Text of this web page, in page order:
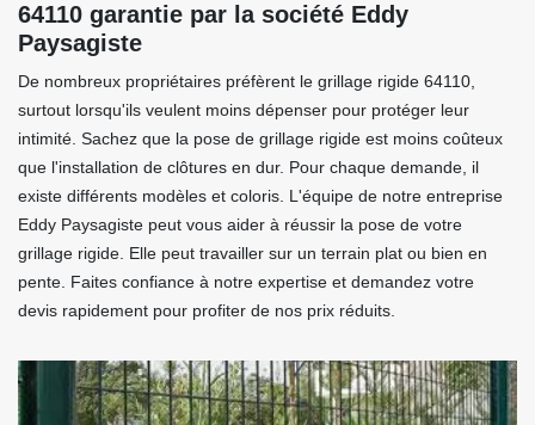
64110 garantie par la société Eddy
Paysagiste
De nombreux propriétaires préfèrent le grillage rigide 64110,
surtout lorsqu'ils veulent moins dépenser pour protéger leur
intimité. Sachez que la pose de grillage rigide est moins coûteux
que l'installation de clôtures en dur. Pour chaque demande, il
existe différents modèles et coloris. L'équipe de notre entreprise
Eddy Paysagiste peut vous aider à réussir la pose de votre
grillage rigide. Elle peut travailler sur un terrain plat ou bien en
pente. Faites confiance à notre expertise et demandez votre
devis rapidement pour profiter de nos prix réduits.